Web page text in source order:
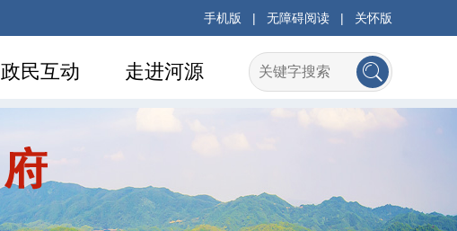
手机版 | 无障碍阅读 | 关怀版
走进河源
政民互动